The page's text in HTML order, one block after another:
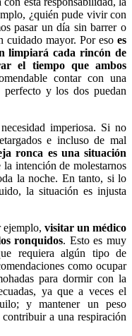
¿quién pude vivir con
pasar un día sin barrer o
cuidado mayor. Por eso es
limpiará cada rincón de
el tiempo que ambos
contar con una
y los dos puedan
imperiosa. Si no
e incluso de mal
ronca es una situación
intención de molestarnos
la noche. En tanto, si lo
la situación es injusta
ejemplo, visitar un médico
ronquidos. Esto es muy
requiera algún tipo de
como ocupar
para dormir con la
ya que a veces el
y mantener un peso
a una respiración